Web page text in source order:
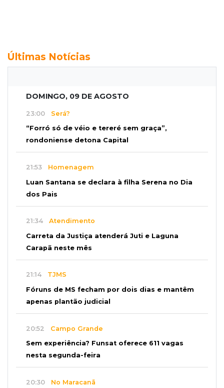
Últimas Notícias
DOMINGO, 09 DE AGOSTO
23:00 Será?
“Forró só de véio e tereré sem graça”,
rondoniense detona Capital
21:53 Homenagem
Luan Santana se declara à filha Serena no Dia
dos Pais
21:34 Atendimento
Carreta da Justiça atenderá Juti e Laguna
Carapã neste mês
21:14 TJMS
Fóruns de MS fecham por dois dias e mantêm
apenas plantão judicial
20:52 Campo Grande
Sem experiência? Funsat oferece 611 vagas
nesta segunda-feira
20:30 No Maracanã